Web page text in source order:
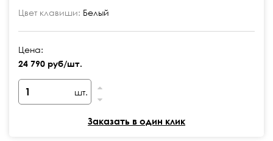
Цвет клавиши: Белый
Цена:
24 790 руб/шт.
шт.
Заказать в один клик